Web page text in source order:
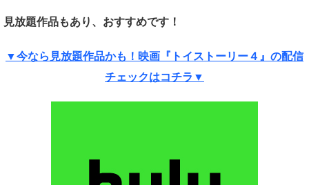
見放題作品もあり、おすすめです！
▼今なら見放題作品かも！映画『トイストーリー４』の配信
チェックはコチラ▼